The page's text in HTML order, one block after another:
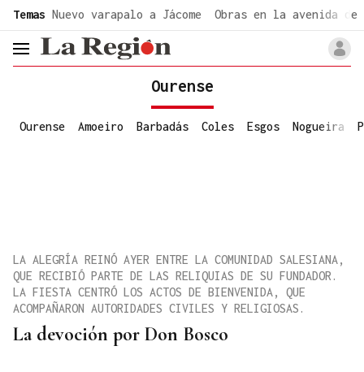
Temas Nuevo varapalo a Jácome Obras en la avenida de
header.menu.open
Ourense
Ourense Amoeiro Barbadás Coles Esgos Nogueira
La devoción por Don Bosco
LA ALEGRÍA REINÓ AYER ENTRE LA COMUNIDAD SALESIANA,
QUE RECIBIÓ PARTE DE LAS RELIQUIAS DE SU FUNDADOR.
LA FIESTA CENTRÓ LOS ACTOS DE BIENVENIDA, QUE
ACOMPAÑARON AUTORIDADES CIVILES Y RELIGIOSAS.